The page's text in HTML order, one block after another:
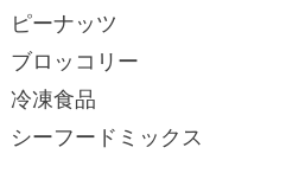
ピーナッツ
ブロッコリー
冷凍食品
シーフードミックス